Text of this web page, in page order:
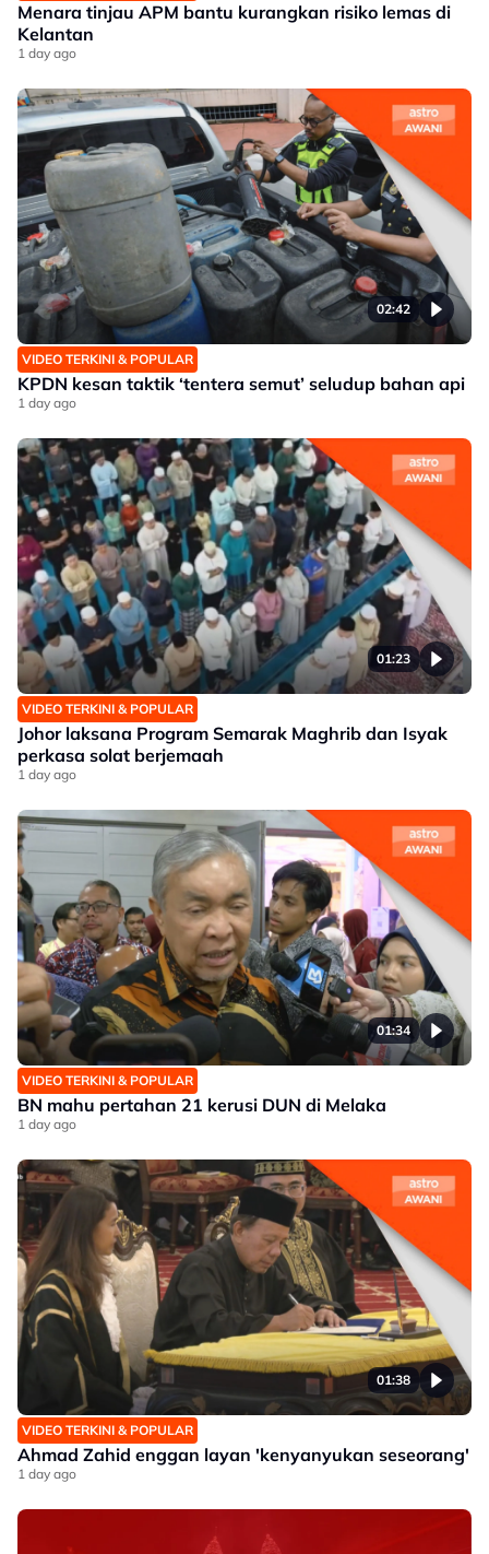
Menara tinjau APM bantu kurangkan risiko lemas di
Kelantan
1 day ago
02:42
VIDEO TERKINI & POPULAR
KPDN kesan taktik ‘tentera semut’ seludup bahan api
1 day ago
01:23
VIDEO TERKINI & POPULAR
Johor laksana Program Semarak Maghrib dan Isyak
perkasa solat berjemaah
1 day ago
01:34
VIDEO TERKINI & POPULAR
BN mahu pertahan 21 kerusi DUN di Melaka
1 day ago
01:38
VIDEO TERKINI & POPULAR
Ahmad Zahid enggan layan 'kenyanyukan seseorang'
1 day ago